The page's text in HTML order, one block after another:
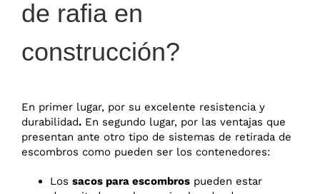
de rafia en
construcción?
En primer lugar, por su excelente resistencia y
durabilidad. En segundo lugar, por las ventajas que
presentan ante otro tipo de sistemas de retirada de
escombros como pueden ser los contenedores:
Los sacos para escombros pueden estar